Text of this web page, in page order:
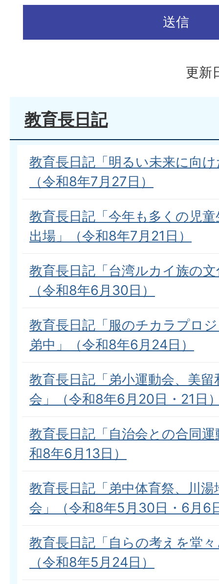
更新
教育長日記
教育長日記「明るい未来に向
（令和8年7月27日）
教育長日記「今年も多くの児
出場」（令和8年7月21日）
教育長日記「台湾ルカイ族の
（令和8年6月30日）
教育長日記「服のチカラプロ
弟中」（令和8年6月24日）
教育長日記「弟小運動会、美
会」（令和8年6月20日・21日
教育長日記「自治会との合同
和8年6月13日）
教育長日記「弟中体育祭、川
会」（令和8年5月30日・6月6
教育長日記「自らの考えを堂
（令和8年5月24日）